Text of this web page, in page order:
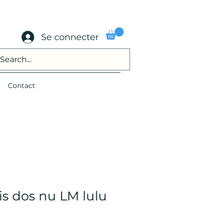
Se connecter
Contact
dos nu LM lulu